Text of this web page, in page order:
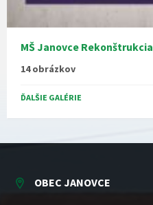
MŠ Janovce Rekonštrukcia
14 obrázkov
ĎALŠIE GALÉRIE
OBEC JANOVCE